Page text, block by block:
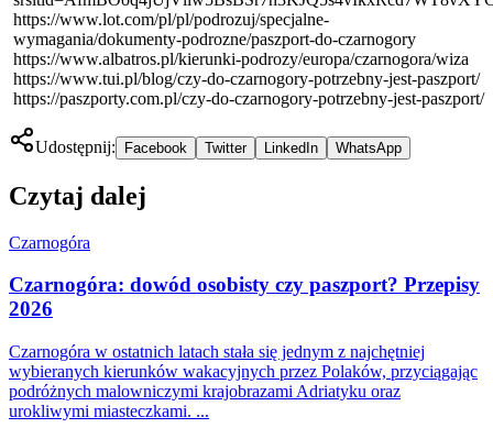
https://www.lot.com/pl/pl/podrozuj/specjalne-
wymagania/dokumenty-podrozne/paszport-do-czarnogory
https://www.albatros.pl/kierunki-podrozy/europa/czarnogora/wiza
https://www.tui.pl/blog/czy-do-czarnogory-potrzebny-jest-paszport/
https://paszporty.com.pl/czy-do-czarnogory-potrzebny-jest-paszport/
Udostępnij: Facebook Twitter LinkedIn WhatsApp
Czytaj dalej
Czarnogóra
Czarnogóra: dowód osobisty czy paszport? Przepisy
2026
Czarnogóra w ostatnich latach stała się jednym z najchętniej
wybieranych kierunków wakacyjnych przez Polaków, przyciągając
podróżnych malowniczymi krajobrazami Adriatyku oraz
urokliwymi miasteczkami. ...